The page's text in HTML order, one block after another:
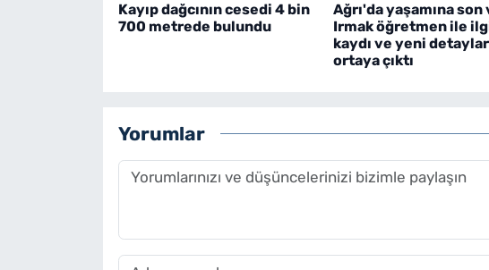
Kayıp dağcının cesedi 4 bin
700 metrede bulundu
Ağrı'da yaşamına
Irmak öğretmen ile
kaydı ve yeni detaylar
ortaya çıktı
Yorumlar